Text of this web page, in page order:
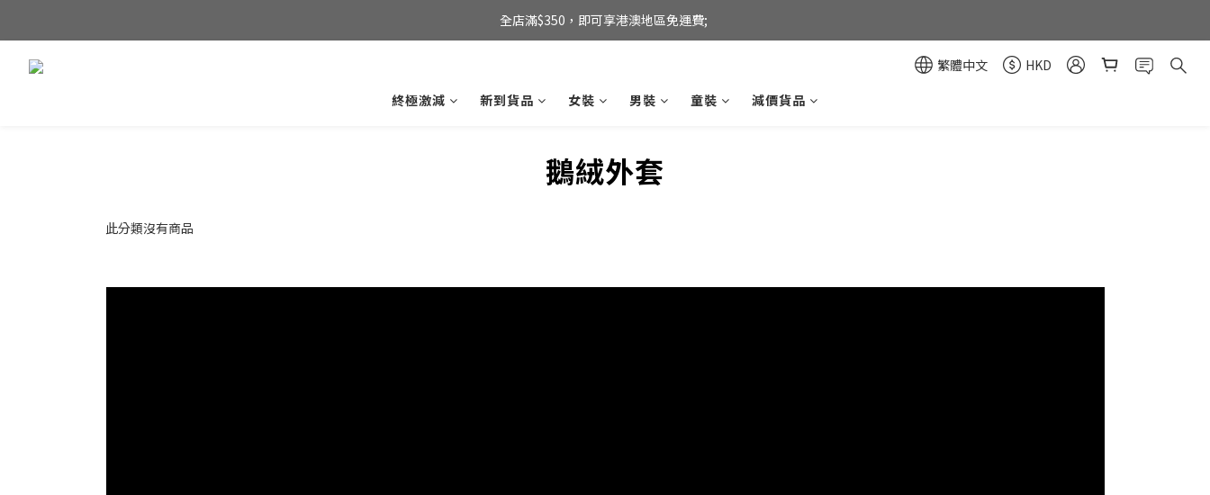
全店滿$350，即可享港澳地區免運費;
全店滿$350，即可享港澳地區免運費;
全店滿$350，即可享港澳地區免運費;
繁體中文
HKD
終極激減
新到貨品 女裝 男裝 童裝 減價貨品
鵝絨外套
此分類沒有商品